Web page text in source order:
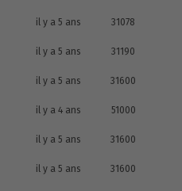
il y a 5 ans 31078
il y a 5 ans 31190
il y a 5 ans 31600
il y a 4 ans 51000
il y a 5 ans 31600
il y a 5 ans 31600